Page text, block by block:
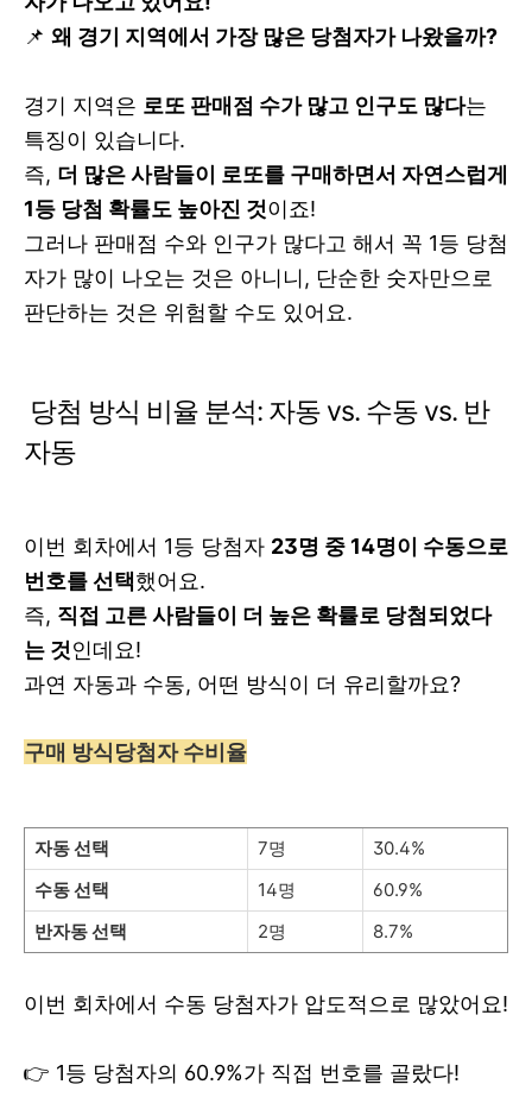
📌 왜 경기 지역에서 가장 많은 당첨자가 나왔을까?
경기 지역은 로또 판매점 수가 많고 인구도 많다는
특징이 있습니다.
즉, 더 많은 사람들이 로또를 구매하면서 자연스럽게
1등 당첨 확률도 높아진 것이죠!
그러나 판매점 수와 인구가 많다고 해서 꼭 1등 당첨
자가 많이 나오는 것은 아니니, 단순한 숫자만으로
판단하는 것은 위험할 수도 있어요.
당첨 방식 비율 분석: 자동 vs. 수동 vs. 반
자동
이번 회차에서 1등 당첨자 23명 중 14명이 수동으로
번호를 선택했어요.
즉, 직접 고른 사람들이 더 높은 확률로 당첨되었다
는 것인데요!
과연 자동과 수동, 어떤 방식이 더 유리할까요?
구매 방식당첨자 수비율
자동 선택 7명
30.4%
수동 선택
14명
60.9%
반자동 선택
2명 8.7%
이번 회차에서 수동 당첨자가 압도적으로 많았어요!
👉 1등 당첨자의 60.9%가 직접 번호를 골랐다!